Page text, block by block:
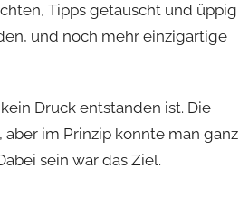
Tipps getauscht und üppig
und noch mehr einzigartige
Druck entstanden ist. Die
im Prinzip konnte man ganz
sein war das Ziel.